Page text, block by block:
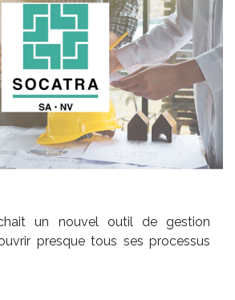
un nouvel outil de gestion
presque tous ses processus